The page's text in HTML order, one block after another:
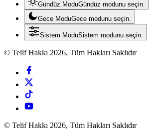
Gündüz ModuGündüz modunu seçin.
Gece ModuGece modunu seçin.
Sistem ModuSistem modunu seçin.
© Telif Hakkı 2026, Tüm Hakları Saklıdır
© Telif Hakkı 2026, Tüm Hakları Saklıdır